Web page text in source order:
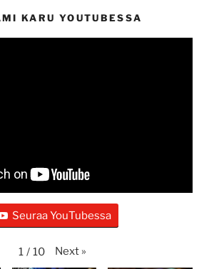
KARU YOUTUBESSA
Seuraa YouTubessa
1 / 10 Next »